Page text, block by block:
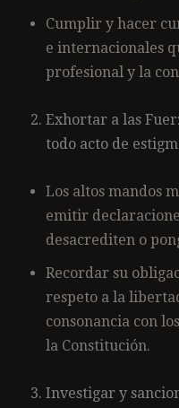
Cumplir y hacer
e internacionales
profesional y la
Exhortar a las
todo acto de
Los altos mandos
emitir
desacrediten o
Recordar su
respeto a la
consonancia con
la Constitución.
Investigar y